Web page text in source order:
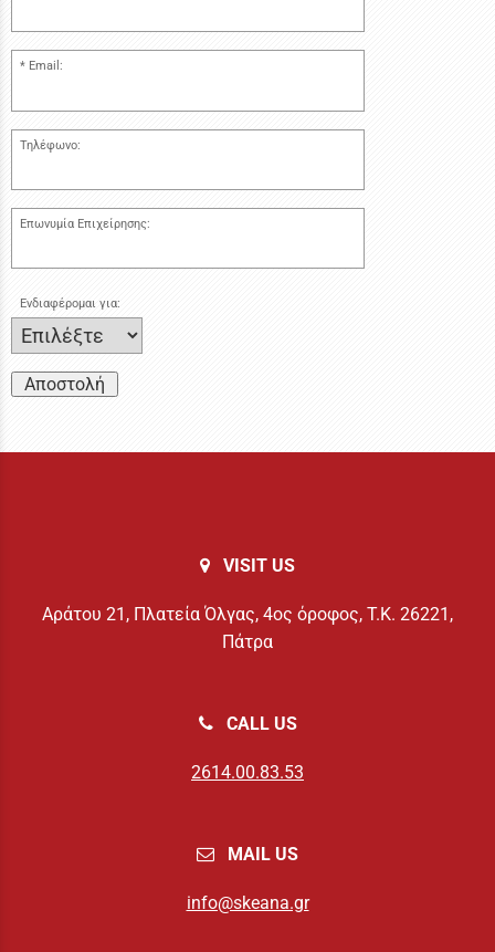
Email:
Τηλέφωνο:
Επωνυμία Επιχείρησης:
Ενδιαφέρομαι για:
Αποστολή
VISIT US
Αράτου 21, Πλατεία Όλγας, 4ος όροφος, Τ.Κ. 26221,
Πάτρα
CALL US
2614.00.83.53
MAIL US
info@skeana.gr